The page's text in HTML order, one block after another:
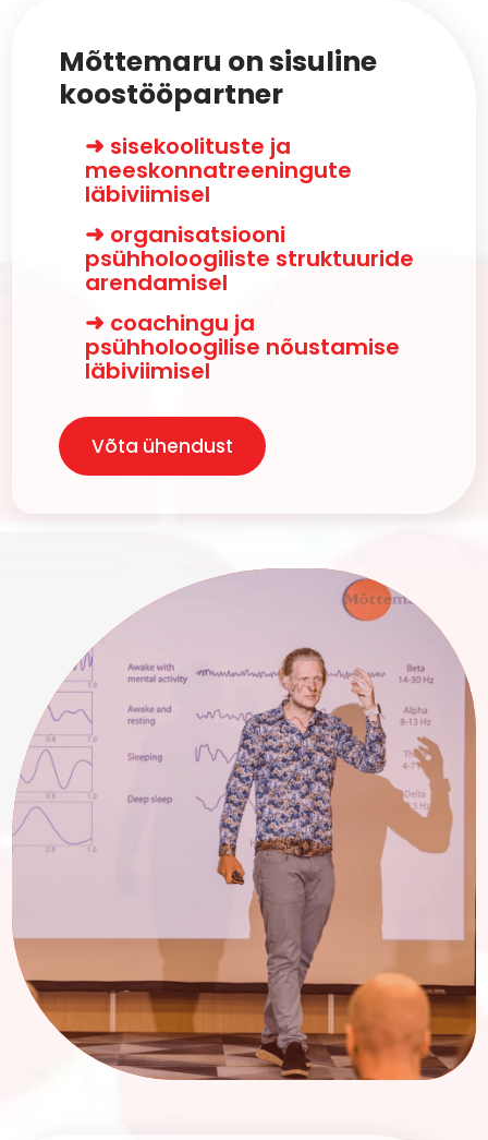
Mõttemaru on sisuline
koostööpartner
sisekoolituste ja
meeskonnatreeningute
läbiviimisel
organisatsiooni
psühholoogiliste struktuuride
arendamisel
coachingu ja
psühholoogilise nõustamise
läbiviimisel
Võta ühendust